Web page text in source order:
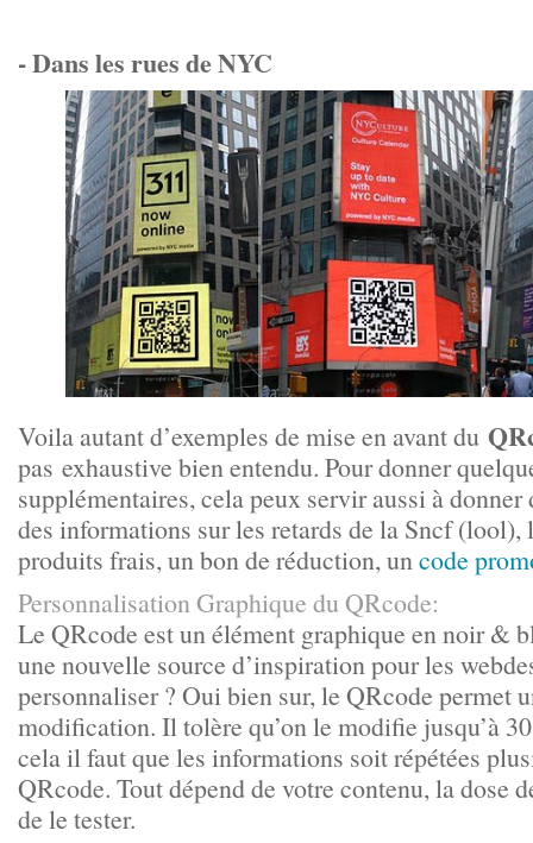
- Dans les rues de NYC
Voila autant d’exemples de mise en avant du
pas exhaustive bien entendu. Pour donner
supplémentaires, cela peux servir aussi à donner
des informations sur les retards de la Sncf (lool),
produits frais, un bon de réduction, uncode
Personnalisation Graphique du QRcode:
Le QRcode est un élément graphique en noir &
une nouvelle source d’inspiration pour les
personnaliser ? Oui bien sur, le QRcode permet
modification. Il tolère qu’on le modifie jusqu’à
cela il faut que les informations soit répétées
QRcode. Tout dépend de votre contenu, la dose
de le tester.